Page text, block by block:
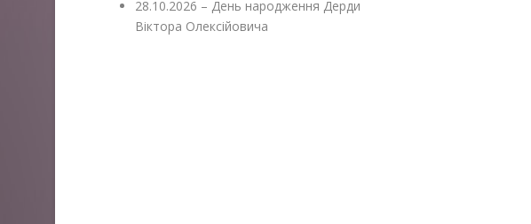
28.10.2026 – День народження Дерди
Віктора Олексійовича